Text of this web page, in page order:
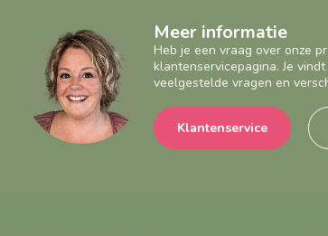
Meer informatie
Heb je een vraag over onze
klantenservicepagina. Je
veelgestelde vragen en
Klantenservice